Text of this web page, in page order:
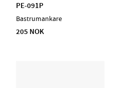
PE-091P
Bastrumankare
205 NOK